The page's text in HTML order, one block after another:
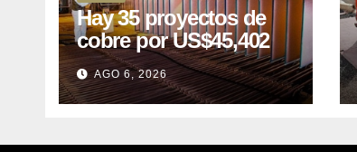
Hay 35 proyectos de
cobre por US$45,402
millones que Perú
puede aprovechar
AGO 6, 2026